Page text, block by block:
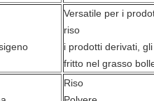
Versatile per i
riso
i prodotti derivati,
fritto nel grasso
Riso